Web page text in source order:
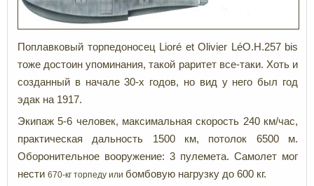
Поплавковый торпедоносец Lioré et Olivier LéO.H.257 bis
тоже достоин упоминания, такой раритет все-таки. Хоть и
созданный в начале 30-х годов, но вид у него был год
эдак на 1917.
Экипаж 5-6 человек, максимальная скорость 240 км/час,
практическая дальность 1500 км, потолок 6500 м.
Оборонительное вооружение: 3 пулемета. Самолет мог
нести 670-кг торпеду или бомбовую нагрузку до 600 кг.